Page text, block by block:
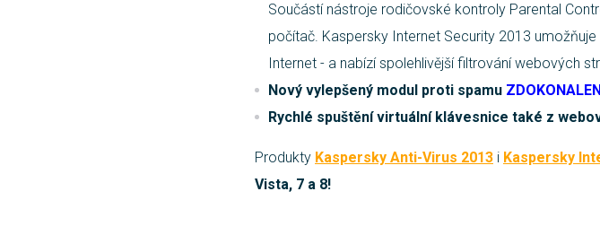
Součástí nástroje rodičovské kontroly Parental
počítač. Kaspersky Internet Security 2013
Internet - a nabízí spolehlivější filtrování webových
Nový vylepšený modul proti spamu
Rychlé spuštění virtuální klávesnice také z
Produkty Kaspersky Anti-Virus 2013 i Kaspersky
Vista, 7 a 8!